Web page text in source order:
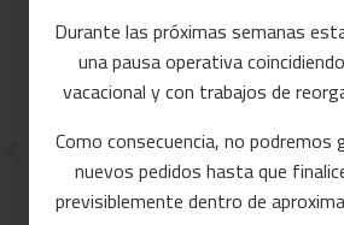
Durante las próximas semanas
una pausa operativa
vacacional y con trabajos de
Como consecuencia, no podremos
nuevos pedidos hasta que
previsiblemente dentro de
regalo
Reacondicionados